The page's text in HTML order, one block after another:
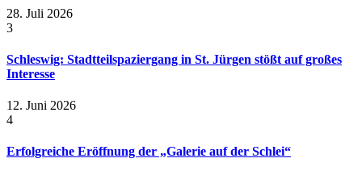
28. Juli 2026
3
Schleswig: Stadtteilspaziergang in St. Jürgen stößt auf großes
Interesse
12. Juni 2026
4
Erfolgreiche Eröffnung der „Galerie auf der Schlei“